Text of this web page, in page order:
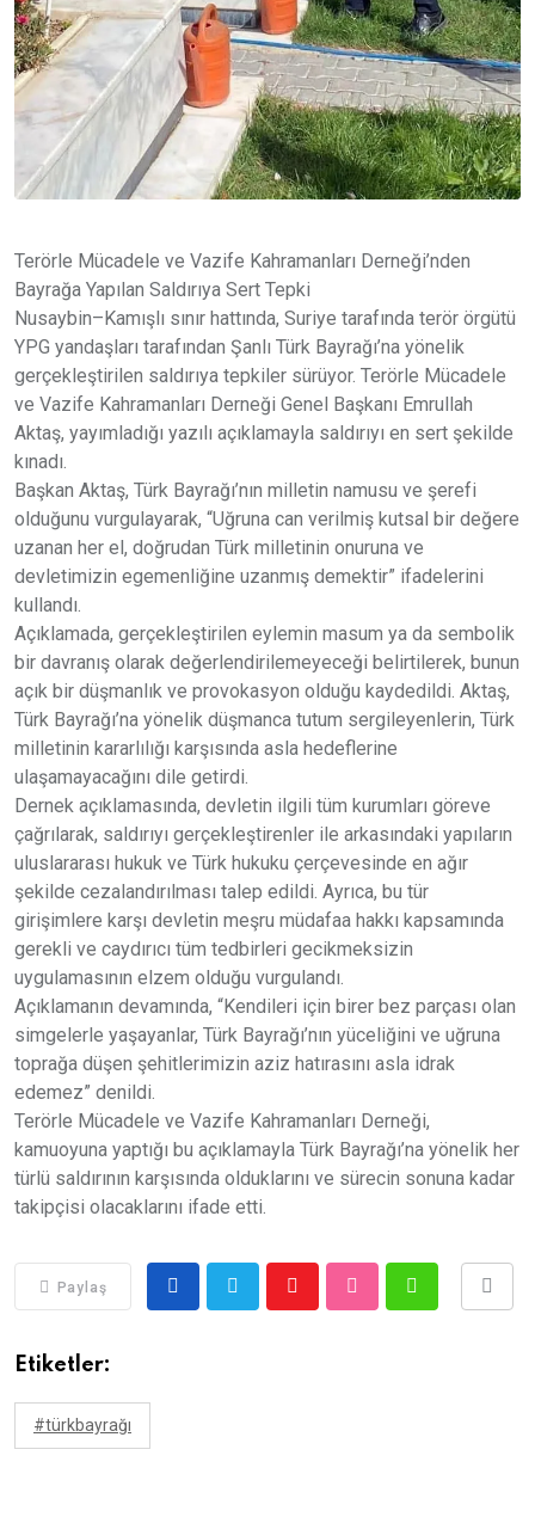
Terörle Mücadele ve Vazife Kahramanları Derneği’nden
Bayrağa Yapılan Saldırıya Sert Tepki
Nusaybin–Kamışlı sınır hattında, Suriye tarafında terör örgütü
YPG yandaşları tarafından Şanlı Türk Bayrağı’na yönelik
gerçekleştirilen saldırıya tepkiler sürüyor. Terörle Mücadele
ve Vazife Kahramanları Derneği Genel Başkanı Emrullah
Aktaş, yayımladığı yazılı açıklamayla saldırıyı en sert şekilde
kınadı.
Başkan Aktaş, Türk Bayrağı’nın milletin namusu ve şerefi
olduğunu vurgulayarak, “Uğruna can verilmiş kutsal bir değere
uzanan her el, doğrudan Türk milletinin onuruna ve
devletimizin egemenliğine uzanmış demektir” ifadelerini
kullandı.
Açıklamada, gerçekleştirilen eylemin masum ya da sembolik
bir davranış olarak değerlendirilemeyeceği belirtilerek, bunun
açık bir düşmanlık ve provokasyon olduğu kaydedildi. Aktaş,
Türk Bayrağı’na yönelik düşmanca tutum sergileyenlerin, Türk
milletinin kararlılığı karşısında asla hedeflerine
ulaşamayacağını dile getirdi.
Dernek açıklamasında, devletin ilgili tüm kurumları göreve
çağrılarak, saldırıyı gerçekleştirenler ile arkasındaki yapıların
uluslararası hukuk ve Türk hukuku çerçevesinde en ağır
şekilde cezalandırılması talep edildi. Ayrıca, bu tür
girişimlere karşı devletin meşru müdafaa hakkı kapsamında
gerekli ve caydırıcı tüm tedbirleri gecikmeksizin
uygulamasının elzem olduğu vurgulandı.
Açıklamanın devamında, “Kendileri için birer bez parçası olan
simgelerle yaşayanlar, Türk Bayrağı’nın yüceliğini ve uğruna
toprağa düşen şehitlerimizin aziz hatırasını asla idrak
edemez” denildi.
Terörle Mücadele ve Vazife Kahramanları Derneği,
kamuoyuna yaptığı bu açıklamayla Türk Bayrağı’na yönelik her
türlü saldırının karşısında olduklarını ve sürecin sonuna kadar
takipçisi olacaklarını ifade etti.
Paylaş
Etiketler:
#türkbayrağı